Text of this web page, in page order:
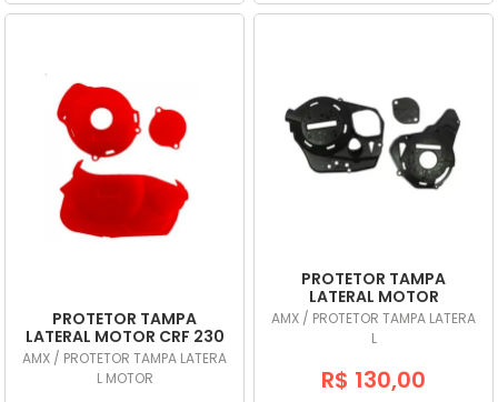
PROTETOR TAMPA
LATERAL MOTOR CRF 230
VERMELHO - AMX
AMX / PROTETOR TAMPA LATERA
L MOTOR
PROTETOR TAMPA
LATERAL MOTOR
DEFENDER CRF 250F
PRETO - AMX
AMX / PROTETOR TAMPA LATERA
L
R$ 130,00